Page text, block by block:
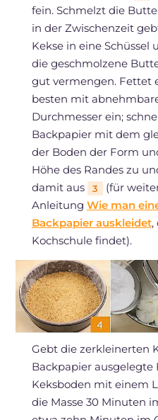
fein. Schmelzt die
in der Zwischenzeit
Kekse in eine
die geschmolzene
gut vermengen. Fettet
besten mit
Durchmesser ein;
Backpapier mit dem
der Boden der Form
Höhe des Randes zu
damit aus
3
(für
Anleitung Wie man
Backpapier auskleidet,
Kochschule findet).
Gebt die zerkleinerten
Backpapier
Keksboden mit einem
die Masse 30 Minuten